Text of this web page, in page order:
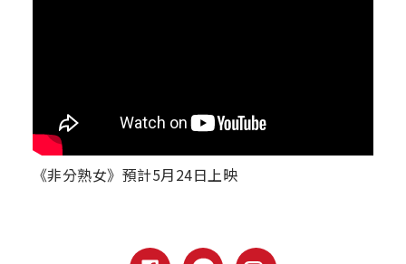
《非分熟女》預計5月24日上映